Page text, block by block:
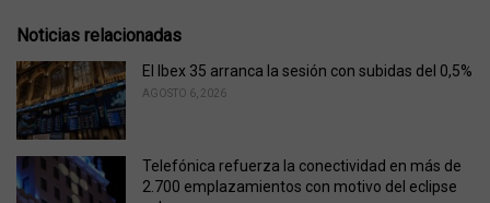
e
o
r
i
e
:
Noticias relacionadas
El Ibex 35 arranca la sesión con subidas del 0,5%
AGOSTO 6, 2026
Telefónica refuerza la conectividad en más de
2.700 emplazamientos con motivo del eclipse